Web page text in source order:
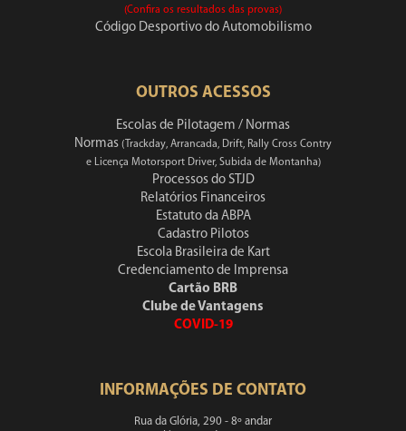
(Confira os resultados das provas)
Código Desportivo do Automobilismo
OUTROS ACESSOS
Escolas de Pilotagem / Normas
Normas (Trackday, Arrancada, Drift, Rally Cross Contry
e Licença Motorsport Driver, Subida de Montanha)
Processos do STJD
Relatórios Financeiros
Estatuto da ABPA
Cadastro Pilotos
Escola Brasileira de Kart
Credenciamento de Imprensa
Cartão BRB
Clube de Vantagens
COVID-19
INFORMAÇÕES DE CONTATO
Rua da Glória, 290 - 8º andar